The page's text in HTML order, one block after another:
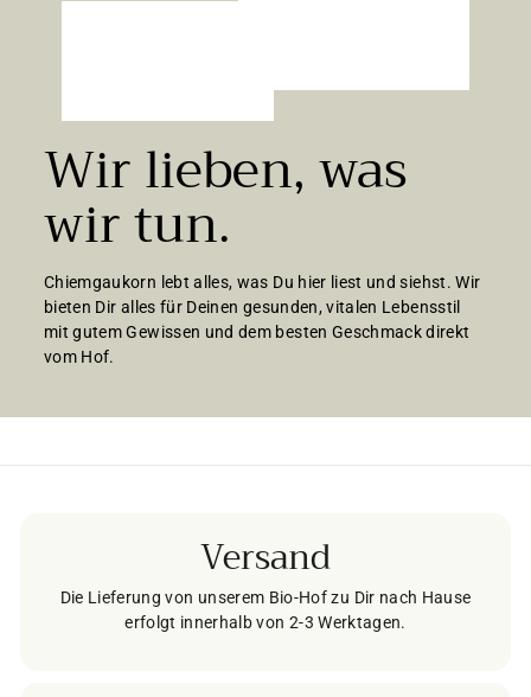
Wir lieben, was
wir tun.
Chiemgaukorn lebt alles, was Du hier liest und siehst. Wir
bieten Dir alles für Deinen gesunden, vitalen Lebensstil
mit gutem Gewissen und dem besten Geschmack direkt
vom Hof.
Versand
Die Lieferung von unserem Bio-Hof zu Dir nach Hause
erfolgt innerhalb von 2-3 Werktagen.